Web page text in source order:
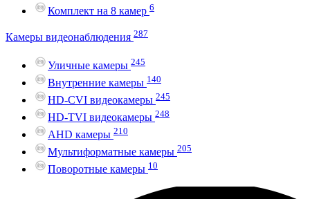
Комплект на 8 камер 6
Камеры видеонаблюдения 287
Уличные камеры 245
Внутренние камеры 140
HD-CVI видеокамеры 245
HD-TVI видеокамеры 248
AHD камеры 210
Мультиформатные камеры 205
Поворотные камеры 10